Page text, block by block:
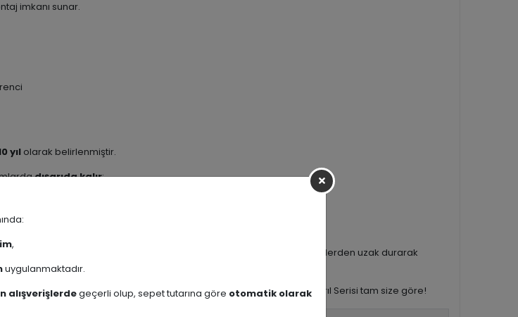
imkanı sunar.
yıl olarak belirlenmiştir.
dışarıda kalır:
mikrofiber bezle kurulamanızı tavsiye ederiz. Aşındırıcı maddelerden uzak durarak
getirin. Delik delmeden, şık ve fonksiyonel bir çözüm arıyorsanız Pırıl Serisi tam size göre!
,
uygulanmaktadır.
alışverişlerdegeçerli olup, sepet tutarına göre otomatik olarak